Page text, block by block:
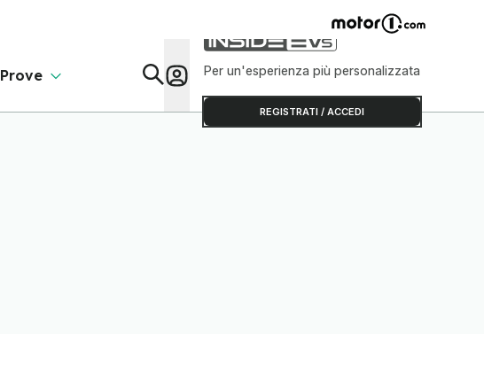
Prove Per un'esperienza più personalizzata
REGISTRATI / ACCEDI